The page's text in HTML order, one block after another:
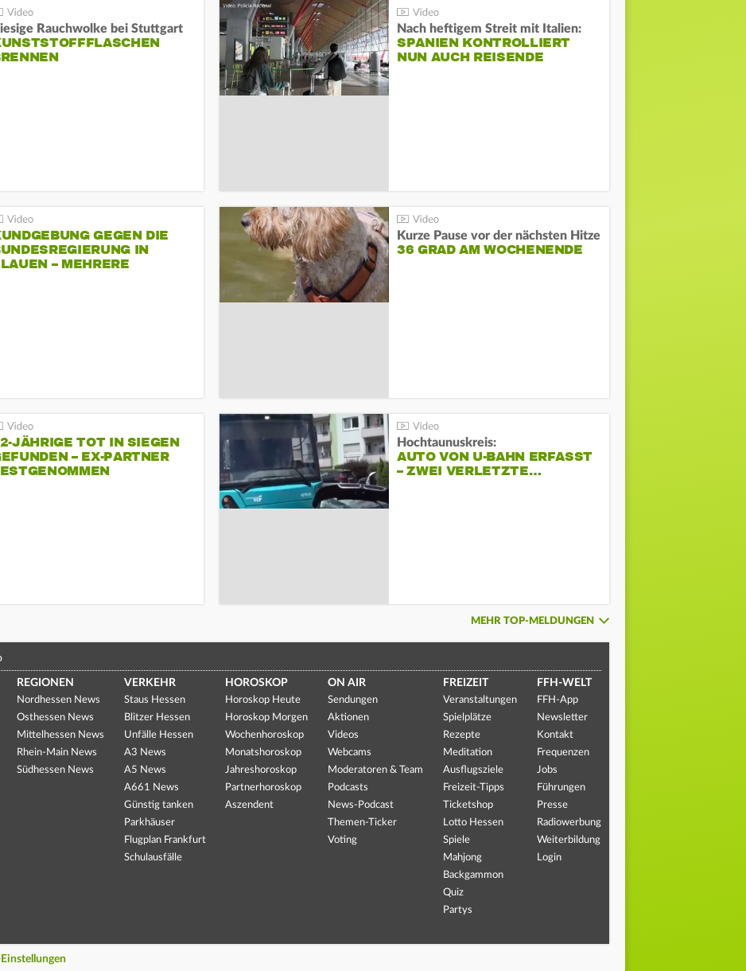
Rauchwolke bei Stuttgart Nach heftigem Streit mit Italien:
SPANIEN KONTROLLIERT
NUN AUCH REISENDE
GEGEN DIE
IN
– MEHRERE
Kurze Pause vor der nächsten Hitze
36 GRAD AM WOCHENENDE
JÄHRIGE TOT IN SIEGEN
– EX-PARTNER
Hochtaunuskreis:
AUTO VON U-BAHN ERFASST
– ZWEI VERLETZTE…
MEHR TOP-MELDUNGEN
REGIONEN
Nordhessen News
Osthessen News
Mittelhessen News
Rhein-Main News
Südhessen News
VERKEHR
Staus Hessen
Blitzer Hessen
Unfälle Hessen
A3 News
A5 News
A661 News
Günstig tanken
Parkhäuser
Flugplan Frankfurt
Schulausfälle
HOROSKOP
Horoskop Heute
Horoskop Morgen
Wochenhoroskop
Monatshoroskop
Jahreshoroskop
Partnerhoroskop
Aszendent
ON AIR
Sendungen
Aktionen
Videos
Webcams
Moderatoren & Team
Podcasts
News-Podcast
Themen-Ticker
Voting
FREIZEIT
Veranstaltungen
Spielplätze
Rezepte
Meditation
Ausflugsziele
Freizeit-Tipps
Ticketshop
Lotto Hessen
Spiele
Mahjong
Backgammon
Quiz
Partys
FFH-WELT
FFH-App
Newsletter
Kontakt
Frequenzen
Jobs
Führungen
Presse
Radiowerbung
Weiterbildung
Login